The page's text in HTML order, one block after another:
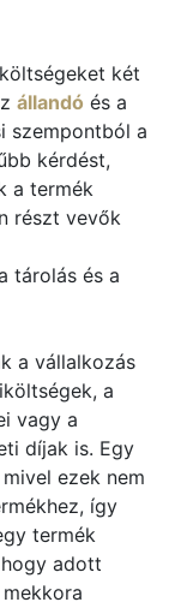
két
állandó és a
szempontból a
kérdést,
a termék
részt vevők
tárolás és a
a vállalkozás
a
vagy a
díjak is. Egy
ezek nem
így
termék
adott